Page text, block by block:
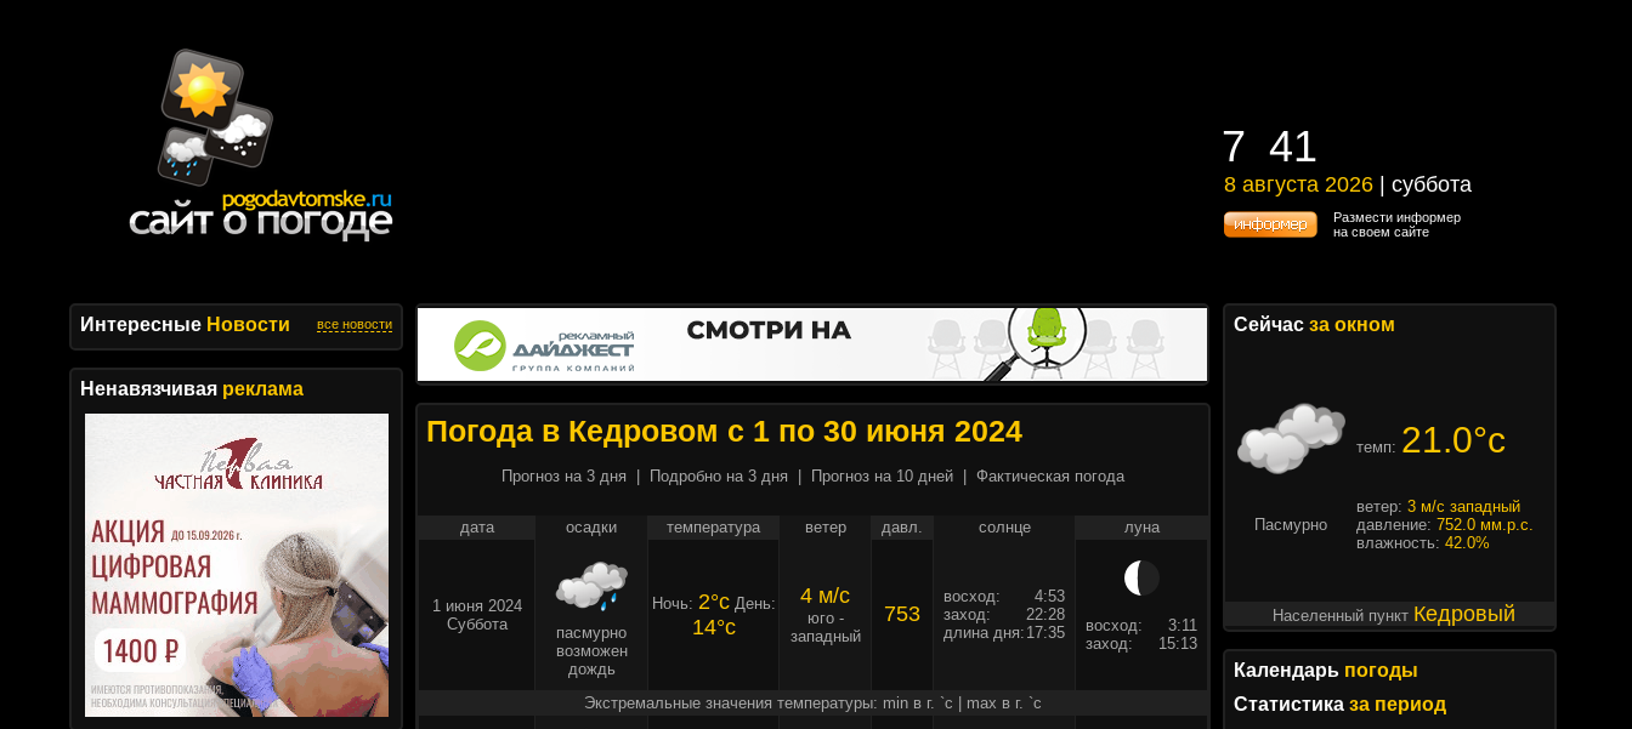
7 41
7 41
8 августа 2026 | суббота
8 августа 2026 | суббота
Размести информер
на своем сайте
Интересные Новости все новости
Ненавязчивая реклама
Погода в Кедровом с 1 по 30 июня 2024
Прогноз на 3 дня Подробно на 3 дня Прогноз на 10 дней Фактическая погода
дата осадки температура ветер давл. солнце луна
1 июня 2024
Суббота
пасмурно
возможен
дождь
Ночь: 2°cДень:
14°c
4 м/c
юго -
западный
753
восход:
4:53
заход:
22:28
длина дня: 17:35 восход:
3:11
заход:
15:13
Экстремальные значения температуры: min в г. `c | max в г. `c
Сейчас за окном
темп: 21.0°c
Пасмурно
ветер: 3 м/с западный
давление: 752.0 мм.р.с.
влажность: 42.0%
Населенный пункт Кедровый
Календарь погоды
Статистика за период